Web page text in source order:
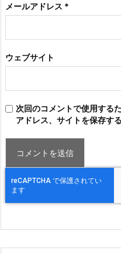
メールアドレス *
ウェブサイト
次回のコメントで使用する
アドレス、サイトを保存する